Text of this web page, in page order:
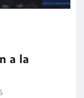
a la